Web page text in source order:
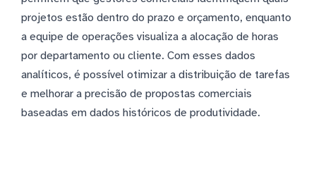
projetos estão dentro do prazo e orçamento, enquanto
a equipe de operações visualiza a alocação de horas
por departamento ou cliente. Com esses dados
analíticos, é possível otimizar a distribuição de tarefas
e melhorar a precisão de propostas comerciais
baseadas em dados históricos de produtividade.